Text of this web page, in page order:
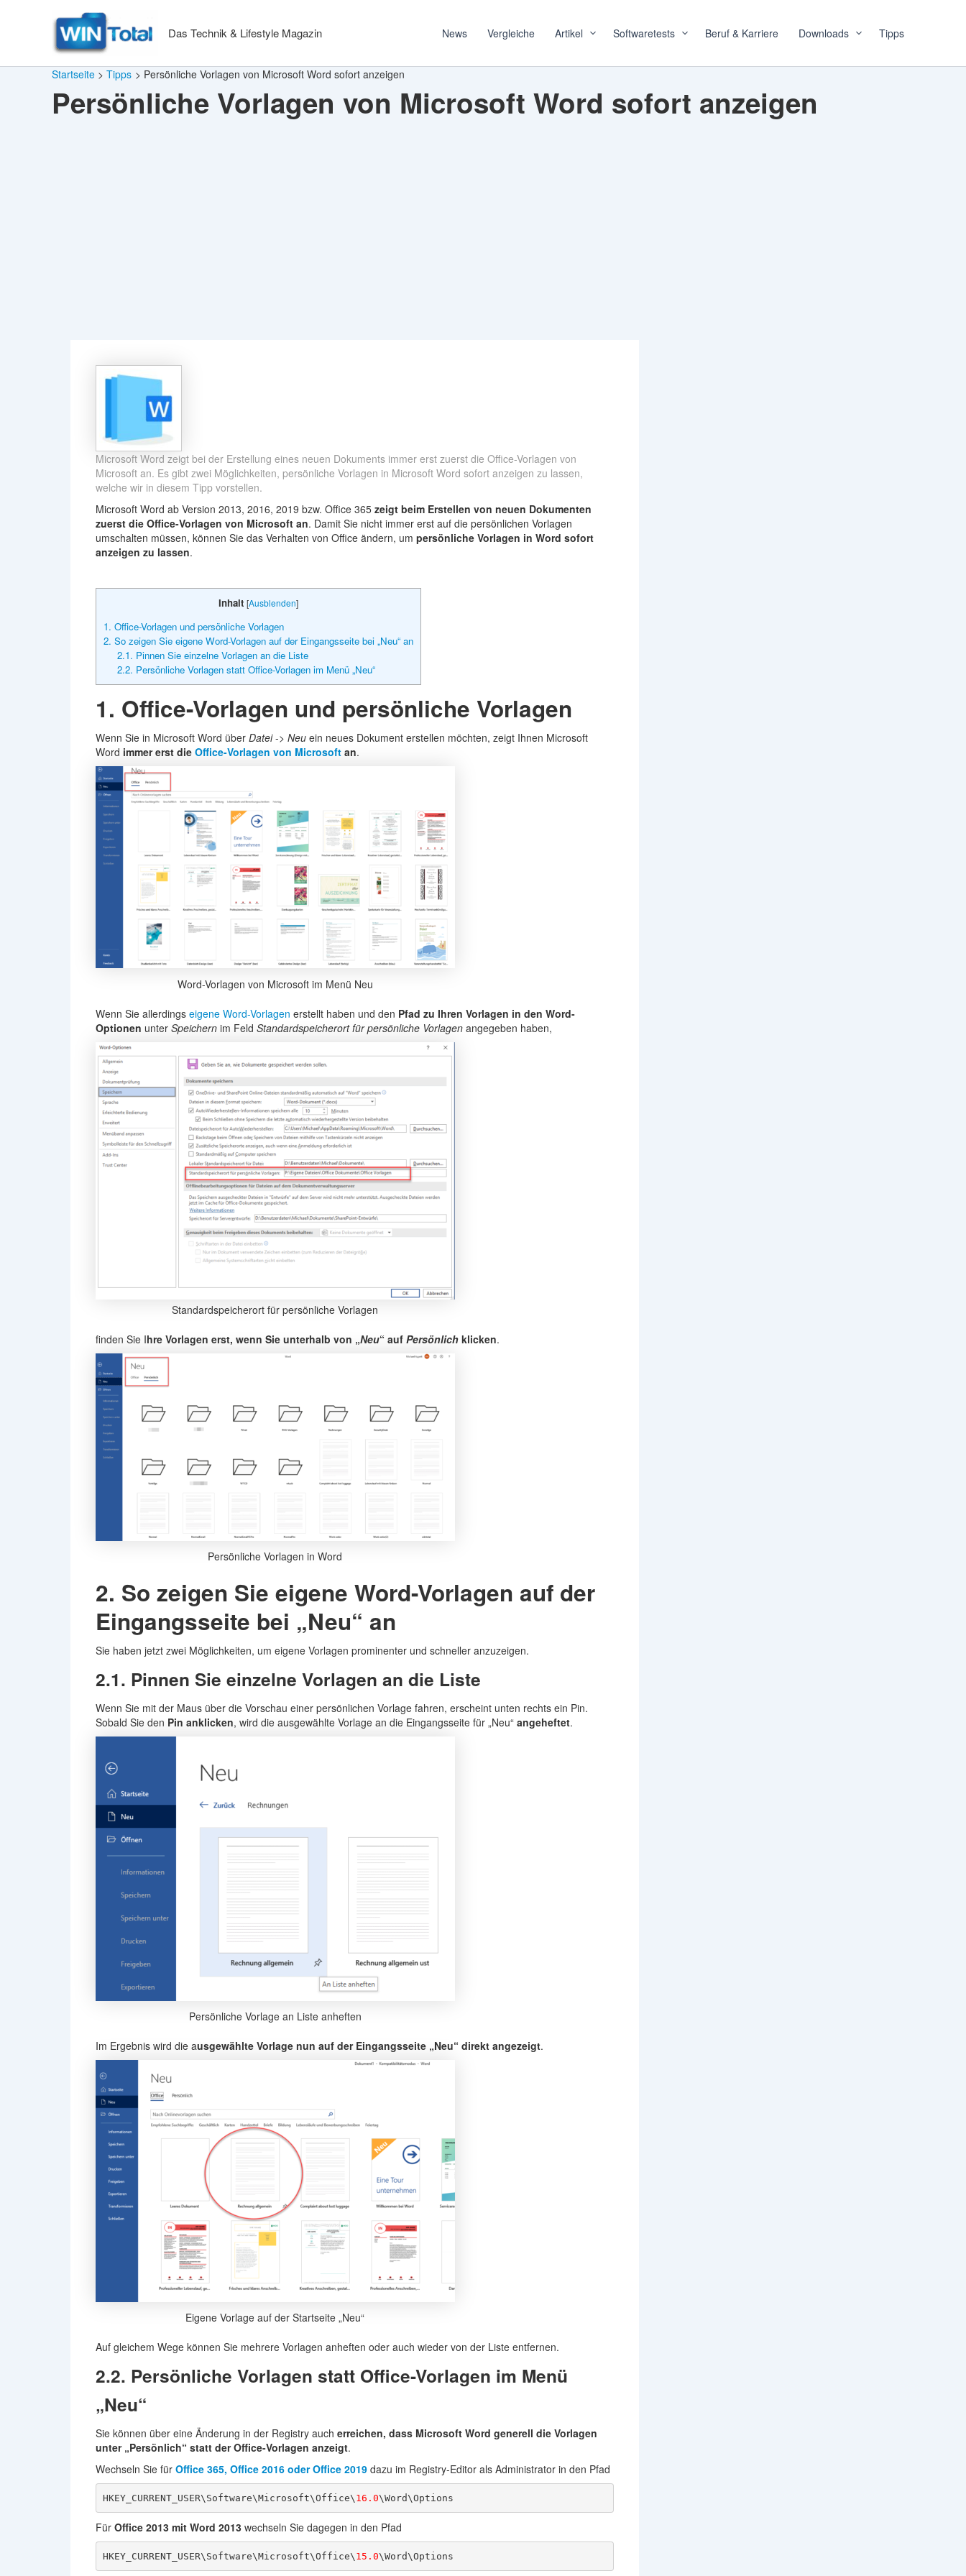
Das Technik & Lifestyle Magazin News Vergleiche Artikel Softwaretests Beruf & Karriere Downloads Tipps
Startseite Tipps Persönliche Vorlagen von Microsoft Word sofort anzeigen
Persönliche Vorlagen von Microsoft Word sofort anzeigen
Microsoft Word zeigt bei der Erstellung eines neuen Dokuments immer erst zuerst die Office-Vorlagen von
Microsoft an. Es gibt zwei Möglichkeiten, persönliche Vorlagen in Microsoft Word sofort anzeigen zu lassen,
welche wir in diesem Tipp vorstellen.
Microsoft Word ab Version 2013, 2016, 2019 bzw. Office 365 zeigt beim Erstellen von neuen Dokumenten
zuerst die Office-Vorlagen von Microsoft an. Damit Sie nicht immer erst auf die persönlichen Vorlagen
umschalten müssen, können Sie das Verhalten von Office ändern, um persönliche Vorlagen in Word sofort
anzeigen zu lassen.
Inhalt [Ausblenden]
1. Office-Vorlagen und persönliche Vorlagen
2. So zeigen Sie eigene Word-Vorlagen auf der Eingangsseite bei „Neu“ an
2.1. Pinnen Sie einzelne Vorlagen an die Liste
2.2. Persönliche Vorlagen statt Office-Vorlagen im Menü „Neu“
1. Office-Vorlagen und persönliche Vorlagen
Wenn Sie in Microsoft Word über Datei-> Neuein neues Dokument erstellen möchten, zeigt Ihnen Microsoft
Word immer erst die Office-Vorlagen von Microsoftan.
Word-Vorlagen von Microsoft im Menü Neu
Wenn Sie allerdings eigene Word-Vorlagen erstellt haben und den Pfad zu Ihren Vorlagen in den Word-
Optionen unter Speichernim Feld Standardspeicherort für persönliche Vorlagenangegeben haben,
Standardspeicherort für persönliche Vorlagen
finden Sie Ihre Vorlagen erst, wenn Sie unterhalb von „Neu“ auf Persönlichklicken.
Persönliche Vorlagen in Word
2. So zeigen Sie eigene Word-Vorlagen auf der
Eingangsseite bei „Neu“ an
Sie haben jetzt zwei Möglichkeiten, um eigene Vorlagen prominenter und schneller anzuzeigen.
2.1. Pinnen Sie einzelne Vorlagen an die Liste
Wenn Sie mit der Maus über die Vorschau einer persönlichen Vorlage fahren, erscheint unten rechts ein Pin.
Sobald Sie den Pin anklicken, wird die ausgewählte Vorlage an die Eingangsseite für „Neu“ angeheftet.
Persönliche Vorlage an Liste anheften
Im Ergebnis wird die ausgewählte Vorlage nun auf der Eingangsseite „Neu“ direkt angezeigt.
Eigene Vorlage auf der Startseite „Neu“
Auf gleichem Wege können Sie mehrere Vorlagen anheften oder auch wieder von der Liste entfernen.
2.2. Persönliche Vorlagen statt Office-Vorlagen im Menü
„Neu“
Sie können über eine Änderung in der Registry auch erreichen, dass Microsoft Word generell die Vorlagen
unter „Persönlich“ statt der Office-Vorlagen anzeigt.
Wechseln Sie für Office 365, Office 2016 oder Office 2019dazu im Registry-Editor als Administrator in den Pfad
HKEY_CURRENT_USER\Software\Microsoft\Office\ 16.0\Word\Options
Für Office 2013 mit Word 2013wechseln Sie dagegen in den Pfad
HKEY_CURRENT_USER\Software\Microsoft\Office\ 15.0\Word\Options